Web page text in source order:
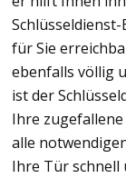
für Sie
ebenfalls völlig
ist der
Ihre
alle
Ihre Tür schnell